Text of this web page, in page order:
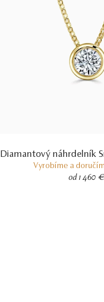
Diamantový náhrdelník
Vyrobíme a
od 1 460 €